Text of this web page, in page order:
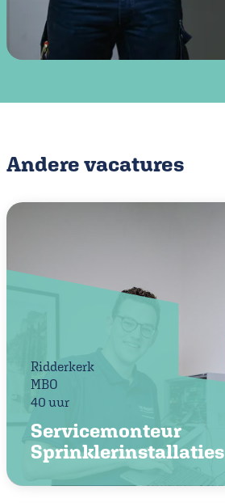
Andere vacatures
Ridderkerk
MBO
40 uur
Servicemonteur
Sprinklerinstallaties